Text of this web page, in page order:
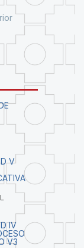
V
IV
V3